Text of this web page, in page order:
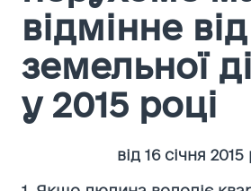
відмінне від
земельної
у 2015 році
від 16 січня